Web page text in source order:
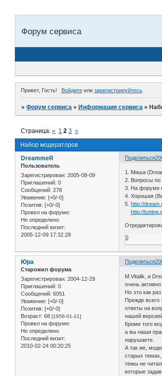
Форум сервиса
Привет, Гость! Войдитеили зарегистрируйтесь.
»Форум сервиса »Информация сервиса »
Набор модераторов
Страница:« 1 2 3 »
Поделиться
DreammeR
Пользователь
Зарегистрирован: 2005-08-09
Приглашений: 0
Сообщений: 278
Уважение: [+0/-0]
Позитив: [+0/-0]
Провел на форуме:
Не определено
Последний визит:
2005-12-09 17:32:28
1. Миша
2. Вопросы
3. На форуме
4. Хорошая
5. http://
http://
0
Поделиться
Юра
Старожил форума
Зарегистрирован: 2004-12-29
Приглашений: 0
Сообщений: 6051
Уважение: [+0/-0]
Позитив: [+0/-0]
Возраст: 68 [1958-01-21]
Провел на форуме:
Не определено
Последний визит:
2010-02-24 00:20:25
M.Vitalik, и
очень
Но это как
Прежде всего
ответы на
нашей
Кроме того
а вы наши
нарушаете.
А так же,
старых
темы не
которые